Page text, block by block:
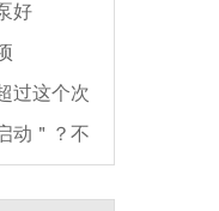
好
过这个次
动＂？不